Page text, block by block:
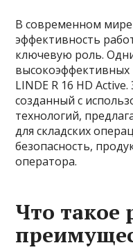
В современном мире
эффективность
ключевую роль.
высокоэффективных
LINDE R 16 HD
созданный с
технологий,
для складских
безопасность,
оператора.
Что такое